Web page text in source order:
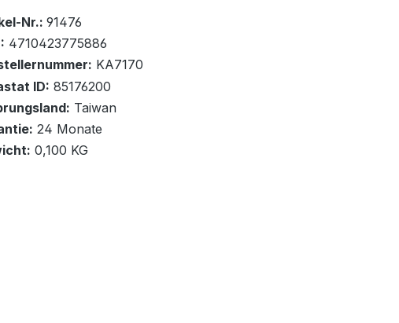
0x
Lagernd
Warenkorb
Nr.: 91476
4710423775886
KA7170
ID: 85176200
Taiwan
24 Monate
0,100 KG